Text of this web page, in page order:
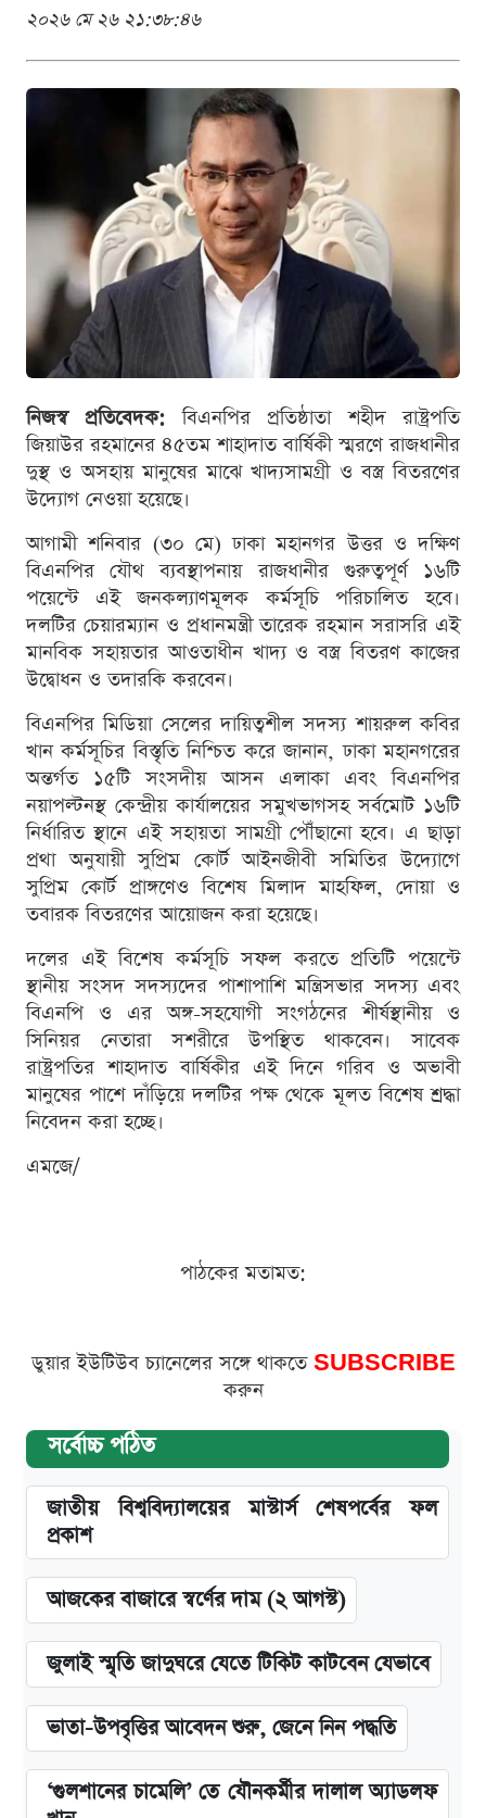
২০২৬ মে ২৬ ২১:৩৮:৪৬
নিজস্ব প্রতিবেদক: বিএনপির প্রতিষ্ঠাতা শহীদ রাষ্ট্রপতি
জিয়াউর রহমানের ৪৫তম শাহাদাত বার্ষিকী স্মরণে রাজধানীর
দুস্থ ও অসহায় মানুষের মাঝে খাদ্যসামগ্রী ও বস্ত্র বিতরণের
উদ্যোগ নেওয়া হয়েছে।
আগামী শনিবার (৩০ মে) ঢাকা মহানগর উত্তর ও দক্ষিণ
বিএনপির যৌথ ব্যবস্থাপনায় রাজধানীর গুরুত্বপূর্ণ ১৬টি
পয়েন্টে এই জনকল্যাণমূলক কর্মসূচি পরিচালিত হবে।
দলটির চেয়ারম্যান ও প্রধানমন্ত্রী তারেক রহমান সরাসরি এই
মানবিক সহায়তার আওতাধীন খাদ্য ও বস্ত্র বিতরণ কাজের
উদ্বোধন ও তদারকি করবেন।
বিএনপির মিডিয়া সেলের দায়িত্বশীল সদস্য শায়রুল কবির
খান কর্মসূচির বিস্তৃতি নিশ্চিত করে জানান, ঢাকা মহানগরের
অন্তর্গত ১৫টি সংসদীয় আসন এলাকা এবং বিএনপির
নয়াপল্টনস্থ কেন্দ্রীয় কার্যালয়ের সমুখভাগসহ সর্বমোট ১৬টি
নির্ধারিত স্থানে এই সহায়তা সামগ্রী পৌঁছানো হবে। এ ছাড়া
প্রথা অনুযায়ী সুপ্রিম কোর্ট আইনজীবী সমিতির উদ্যোগে
সুপ্রিম কোর্ট প্রাঙ্গণেও বিশেষ মিলাদ মাহফিল, দোয়া ও
তবারক বিতরণের আয়োজন করা হয়েছে।
দলের এই বিশেষ কর্মসূচি সফল করতে প্রতিটি পয়েন্টে
স্থানীয় সংসদ সদস্যদের পাশাপাশি মন্ত্রিসভার সদস্য এবং
বিএনপি ও এর অঙ্গ-সহযোগী সংগঠনের শীর্ষস্থানীয় ও
সিনিয়র নেতারা সশরীরে উপস্থিত থাকবেন। সাবেক
রাষ্ট্রপতির শাহাদাত বার্ষিকীর এই দিনে গরিব ও অভাবী
মানুষের পাশে দাঁড়িয়ে দলটির পক্ষ থেকে মূলত বিশেষ শ্রদ্ধা
নিবেদন করা হচ্ছে।
এমজে/
পাঠকের মতামত:
ডুয়ার ইউটিউব চ্যানেলের সঙ্গে থাকতে SUBSCRIBE
করুন
সর্বোচ্চ পঠিত
জাতীয় বিশ্ববিদ্যালয়ের মাস্টার্স শেষপর্বের ফল
প্রকাশ
আজকের বাজারে স্বর্ণের দাম (২ আগস্ট)
জুলাই স্মৃতি জাদুঘরে যেতে টিকিট কাটবেন যেভাবে
ভাতা-উপবৃত্তির আবেদন শুরু, জেনে নিন পদ্ধতি
‘গুলশানের চামেলি’ তে যৌনকর্মীর দালাল অ্যাডলফ